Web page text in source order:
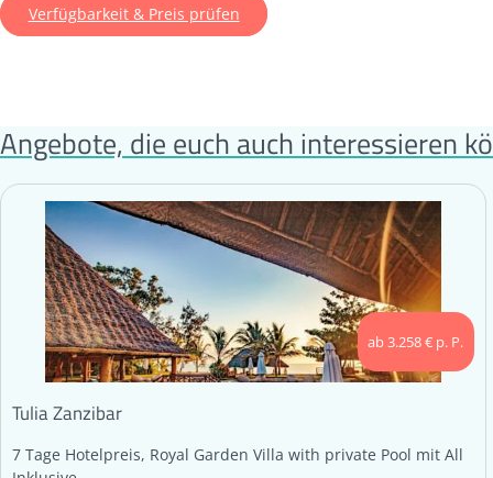
Verfügbarkeit & Preis prüfen
Angebote, die euch auch interessieren
ab 3.258 € p. P.
Tulia Zanzibar
7 Tage Hotelpreis, Royal Garden Villa with private Pool mit All